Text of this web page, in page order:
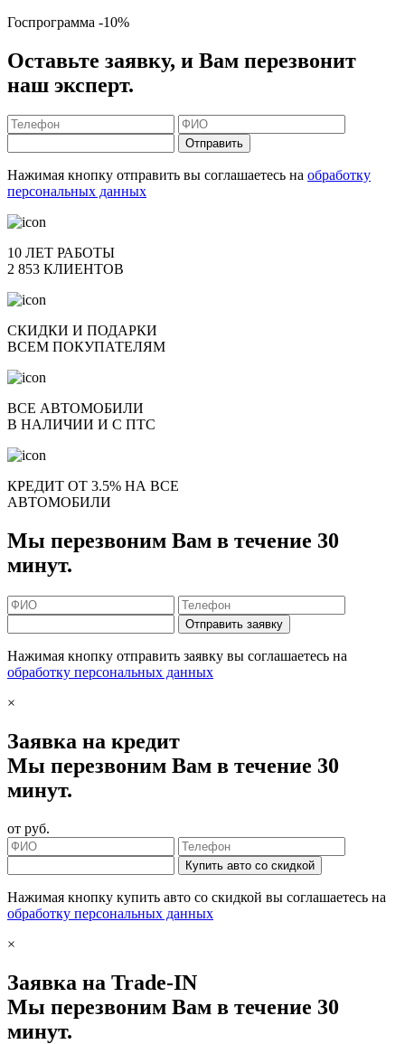
Госпрограмма -10%
Оставьте заявку, и Вам перезвонит
наш эксперт.
Отправить
Нажимая кнопку отправить вы соглашаетесь на обработку
персональных данных
10 ЛЕТ РАБОТЫ
2 853 КЛИЕНТОВ
СКИДКИ И ПОДАРКИ
ВСЕМ ПОКУПАТЕЛЯМ
ВСЕ АВТОМОБИЛИ
В НАЛИЧИИ И С ПТС
КРЕДИТ ОТ 3.5% НА ВСЕ
АВТОМОБИЛИ
Мы перезвоним Вам в течение 30
минут.
Отправить заявку
Нажимая кнопку отправить заявку вы соглашаетесь на
обработку персональных данных
×
Заявка на кредит
Мы перезвоним Вам в течение 30
минут.
от руб.
Купить авто со скидкой
Нажимая кнопку купить авто со скидкой вы соглашаетесь на
обработку персональных данных
×
Заявка на Trade-IN
Мы перезвоним Вам в течение 30
минут.